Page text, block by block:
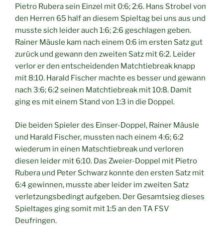
Pietro Rubera sein Einzel mit 0:6; 2:6. Hans Strobel von
den Herren 65 half an diesem Spieltag bei uns aus und
musste sich leider auch 1:6; 2:6 geschlagen geben.
Rainer Mäusle kam nach einem 0:6 im ersten Satz gut
zurück und gewann den zweiten Satz mit 6:2. Leider
verlor er den entscheidenden Matchtiebreak knapp
mit 8:10. Harald Fischer machte es besser und gewann
nach 3:6; 6:2 seinen Matchtiebreak mit 10:8. Damit
ging es mit einem Stand von 1:3 in die Doppel.
Die beiden Spieler des Einser-Doppel, Rainer Mäusle
und Harald Fischer, mussten nach einem 4:6; 6:2
wiederum in einen Matschtiebreak und verloren
diesen leider mit 6:10. Das Zweier-Doppel mit Pietro
Rubera und Peter Schwarz konnte den ersten Satz mit
6:4 gewinnen, musste aber leider im zweiten Satz
verletzungsbedingt aufgeben. Der Gesamtsieg dieses
Spieltages ging somit mit 1:5 an den TA FSV
Deufringen.